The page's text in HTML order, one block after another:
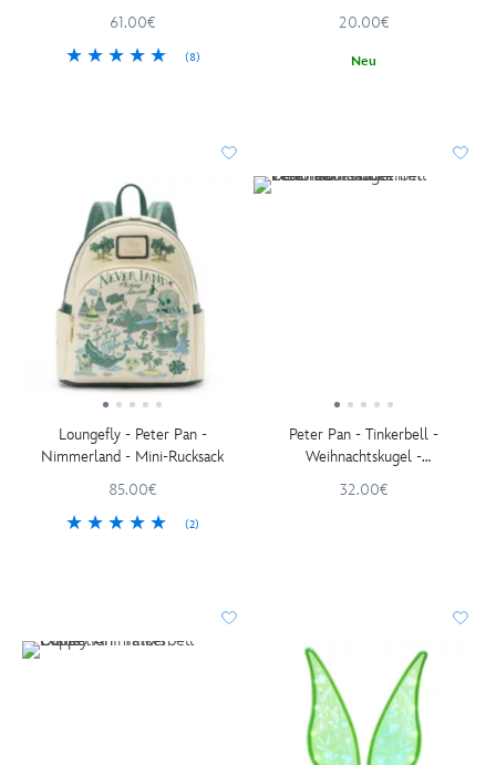
61.00€
(8)
20.00€
Neu
Loungefly - Peter Pan -
Nimmerland - Mini-Rucksack
85.00€
(2)
Peter Pan - Tinkerbell -
Weihnachtskugel -
Leuchtfunktion
32.00€